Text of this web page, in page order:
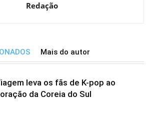
Redação
Mais do autor
leva os fãs de K-pop ao
da Coreia do Sul